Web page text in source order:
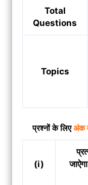
Total
Questions
Topics
प्रश्नों के लिएअंक
(i)